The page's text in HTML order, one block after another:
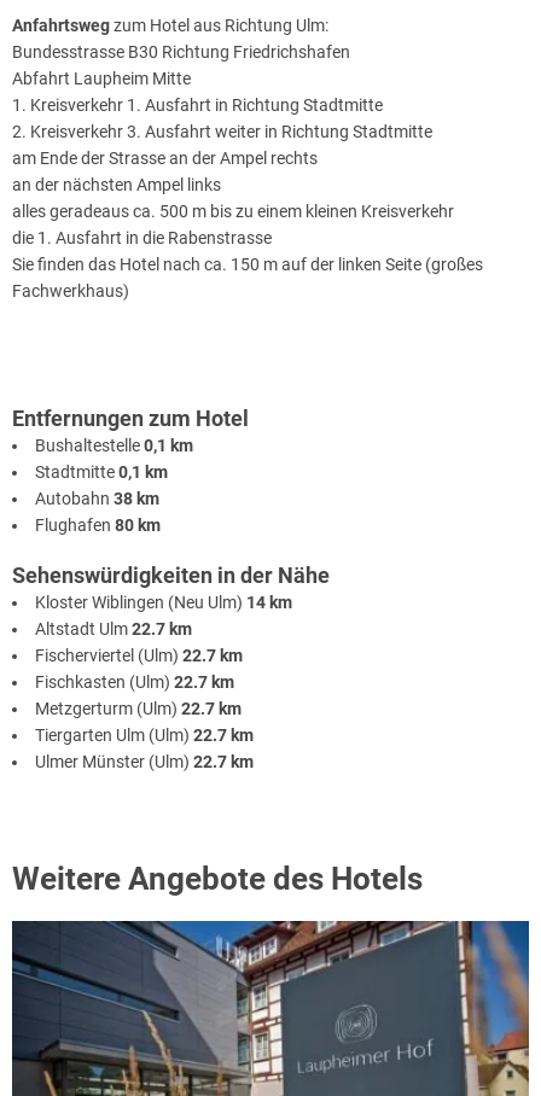
Anfahrtswegzum Hotel aus Richtung Ulm:
Bundesstrasse B30 Richtung Friedrichshafen
Abfahrt Laupheim Mitte
1. Kreisverkehr 1. Ausfahrt in Richtung Stadtmitte
2. Kreisverkehr 3. Ausfahrt weiter in Richtung Stadtmitte
am Ende der Strasse an der Ampel rechts
an der nächsten Ampel links
alles geradeaus ca. 500 m bis zu einem kleinen Kreisverkehr
die 1. Ausfahrt in die Rabenstrasse
Sie finden das Hotel nach ca. 150 m auf der linken Seite (großes
Fachwerkhaus)
Entfernungen zum Hotel
Bushaltestelle0,1 km
Stadtmitte0,1 km
Autobahn 38 km
Flughafen 80 km
Sehenswürdigkeiten in der Nähe
Kloster Wiblingen (Neu Ulm) 14 km
Altstadt Ulm22.7 km
Fischerviertel (Ulm) 22.7 km
Fischkasten (Ulm) 22.7 km
Metzgerturm (Ulm) 22.7 km
Tiergarten Ulm (Ulm) 22.7 km
Ulmer Münster (Ulm) 22.7 km
Weitere Angebote des Hotels